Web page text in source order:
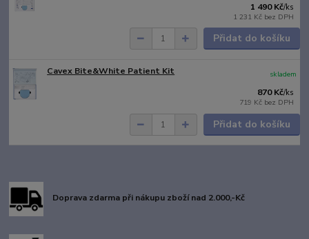
1 490 Kč/ks
1 231 Kč bez DPH
Přidat do košíku
Cavex Bite&White Patient Kit
870 Kč/ks
719 Kč bez DPH
skladem
Přidat do košíku
Doprava zdarma při nákupu zboží nad 2.000,-Kč